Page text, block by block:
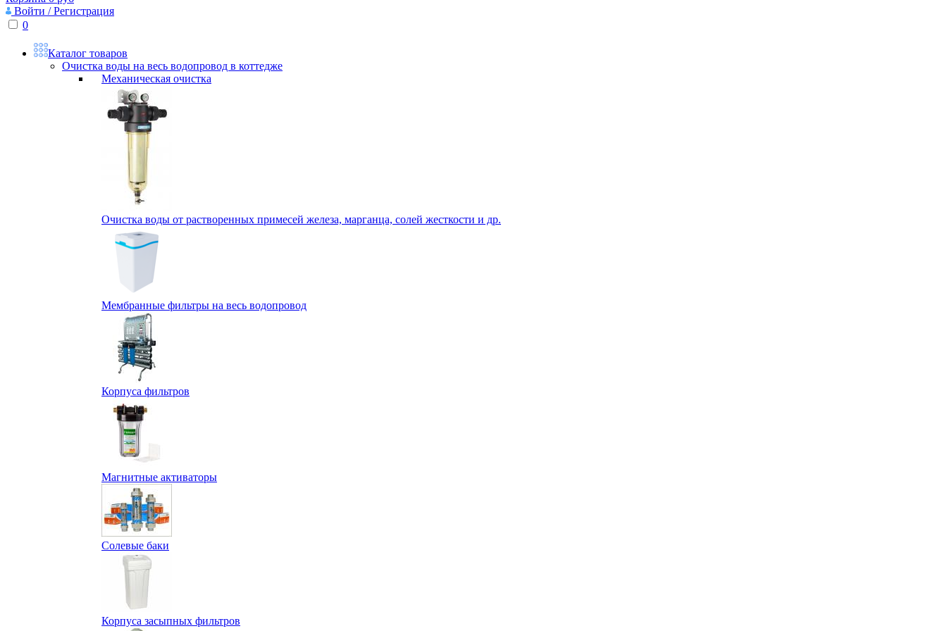
Войти / Регистрация
0
Каталог товаров
Очистка воды на весь водопровод в коттедже
Механическая очистка
Очистка воды от растворенных примесей железа, марганца, солей жесткости и др.
Мембранные фильтры на весь водопровод
Корпуса фильтров
Магнитные активаторы
Солевые баки
Корпуса засыпных фильтров